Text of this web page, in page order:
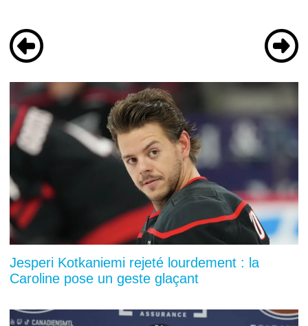
Jesperi Kotkaniemi rejeté lourdement : la
Caroline pose un geste glaçant